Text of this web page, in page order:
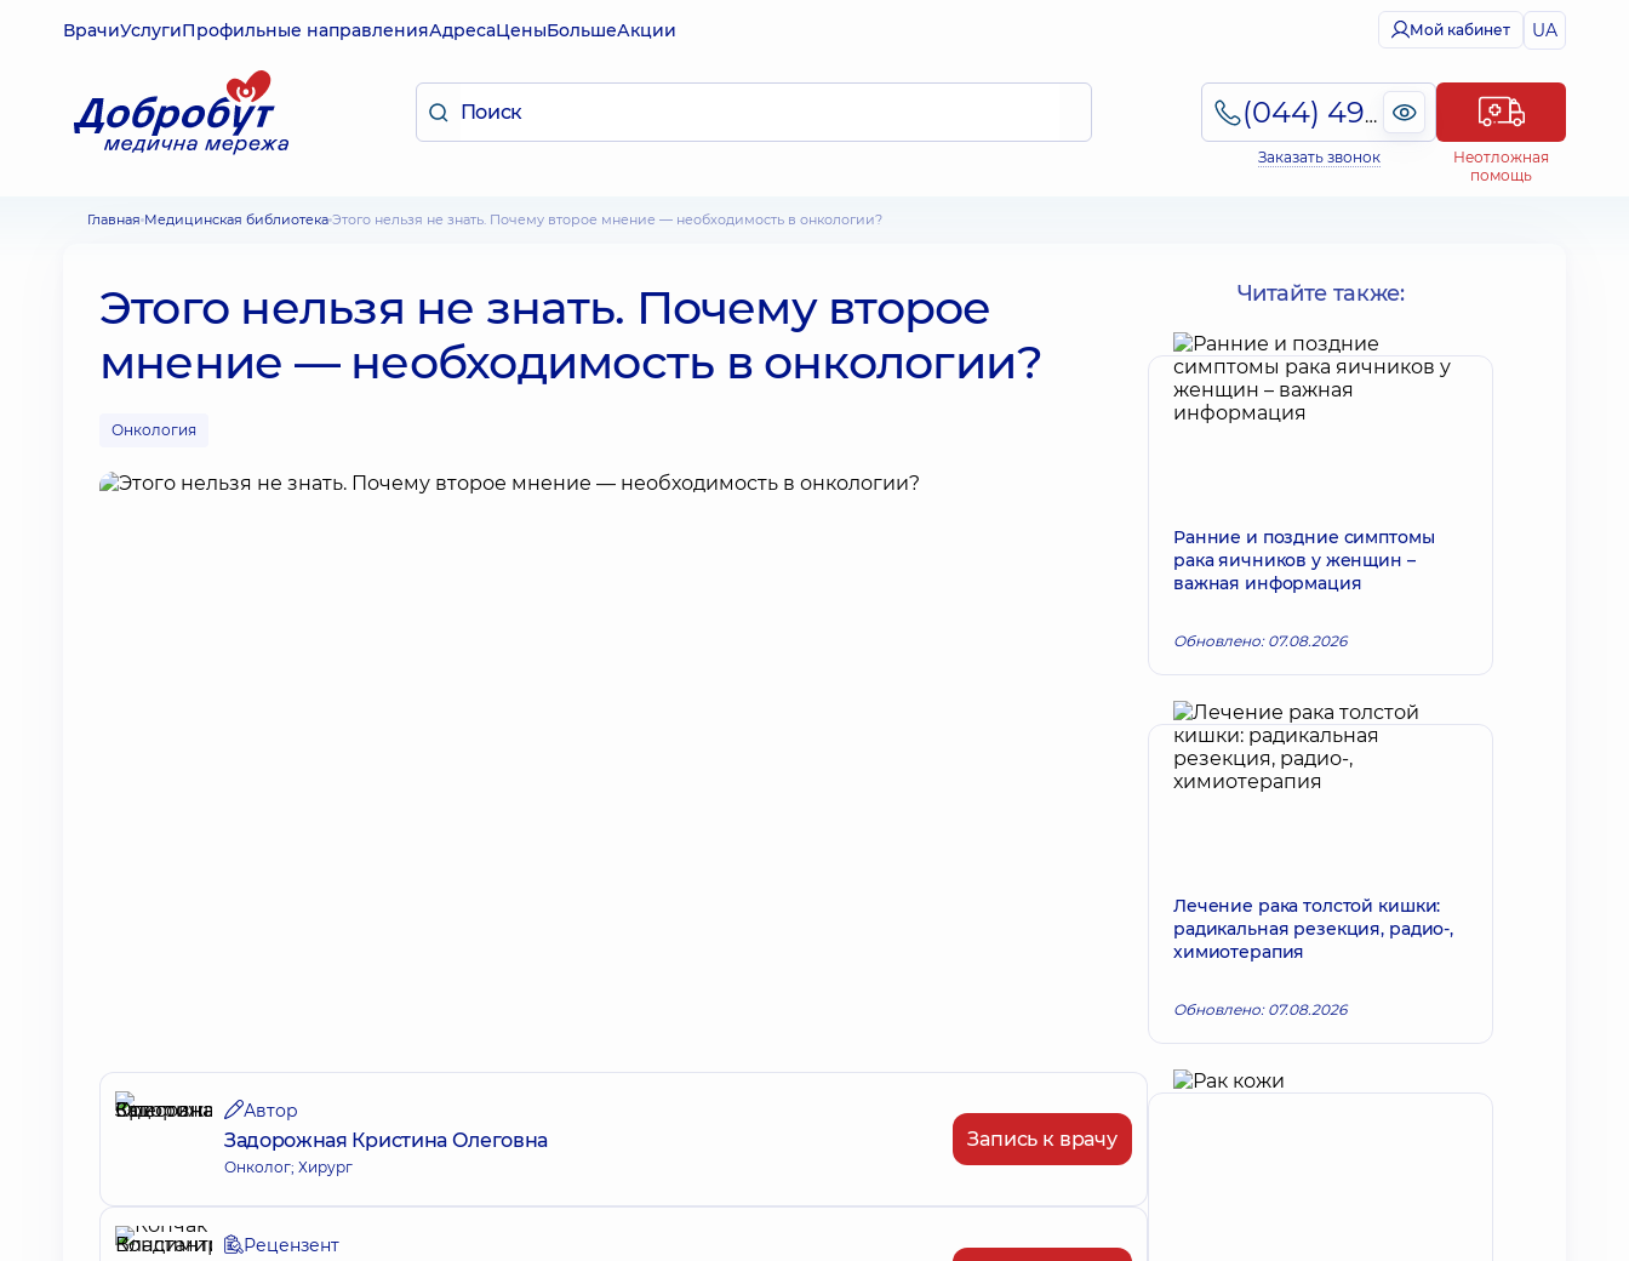
ВрачиУслугиПрофильные направленияАдресаЦеныБольшеАкции Мой кабинет UA
(044) 495-2-888
Заказать звонок
Неотложная
помощь
Главная Медицинская библиотека Этого нельзя не знать. Почему второе мнение — необходимость в онкологии?
Этого нельзя не знать. Почему второе
мнение — необходимость в онкологии?
Онкология
Автор
Задорожная Кристина Олеговна
Онколог; Хирург
Запись к врачу
Рецензент
Читайте также:
Ранние и поздние симптомы
рака яичников у женщин –
важная информация
Обновлено: 07.08.2026
Лечение рака толстой кишки:
радикальная резекция, радио-,
химиотерапия
Обновлено: 07.08.2026